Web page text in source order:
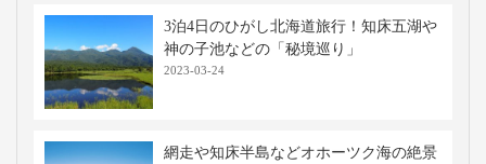
3泊4日のひがし北海道旅行！知床五湖や
神の子池などの「秘境巡り」
2023-03-24
網走や知床半島などオホーツク海の絶景